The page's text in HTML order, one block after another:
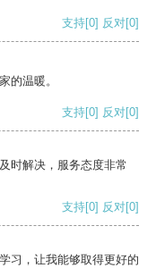
支持[0] 反对[0]
的温暖。
支持[0] 反对[0]
时解决，服务态度非常
支持[0] 反对[0]
习，让我能够取得更好的